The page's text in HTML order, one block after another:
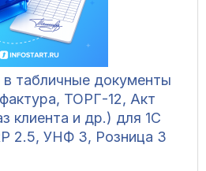
табличные документы
ТОРГ-12, Акт
клиента и др.) для 1С
2.5, УНФ 3, Розница 3